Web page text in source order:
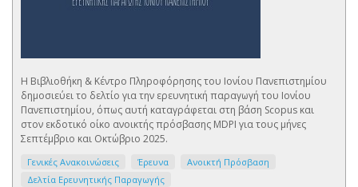
Η Βιβλιοθήκη & Κέντρο Πληροφόρησης του Ιονίου Πανεπιστημίου
δημοσιεύει το δελτίο για την ερευνητική παραγωγή του Ιονίου
Πανεπιστημίου, όπως αυτή καταγράφεται στη βάση Scopus και
στον εκδοτικό οίκο ανοικτής πρόσβασης MDPI για τους μήνες
Σεπτέμβριο και Οκτώβριο 2025.
Γενικές Ανακοινώσεις Έρευνα
Ανοικτή Πρόσβαση
Δελτία Ερευνητικής Παραγωγής